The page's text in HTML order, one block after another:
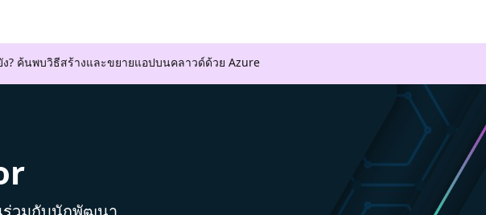
? ค้นพบวิธีสร้างและขยายแอปบนคลาวด์ด้วย Azure